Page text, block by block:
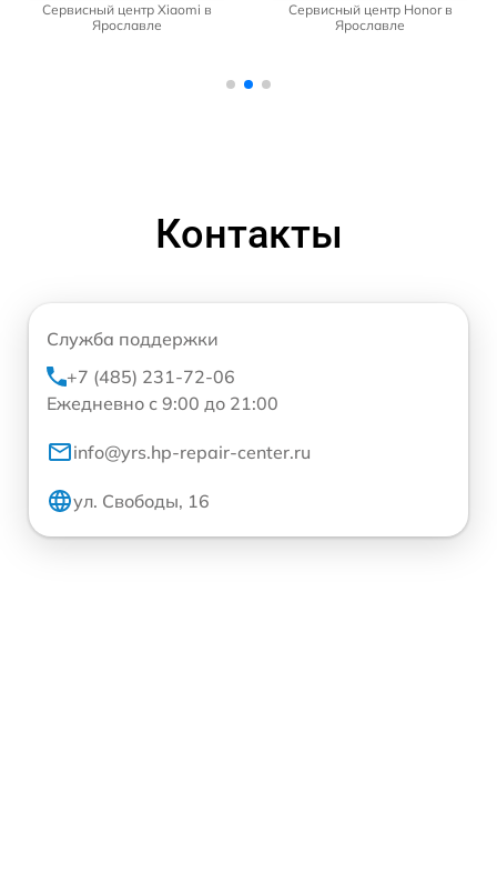
Сервисный центр Xiaomi в
Ярославле
Сервисный центр Honor в
Ярославле
Контакты
Служба поддержки
+7 (485) 231-72-06
Ежедневно с 9:00 до 21:00
info@yrs.hp-repair-center.ru
ул. Свободы, 16